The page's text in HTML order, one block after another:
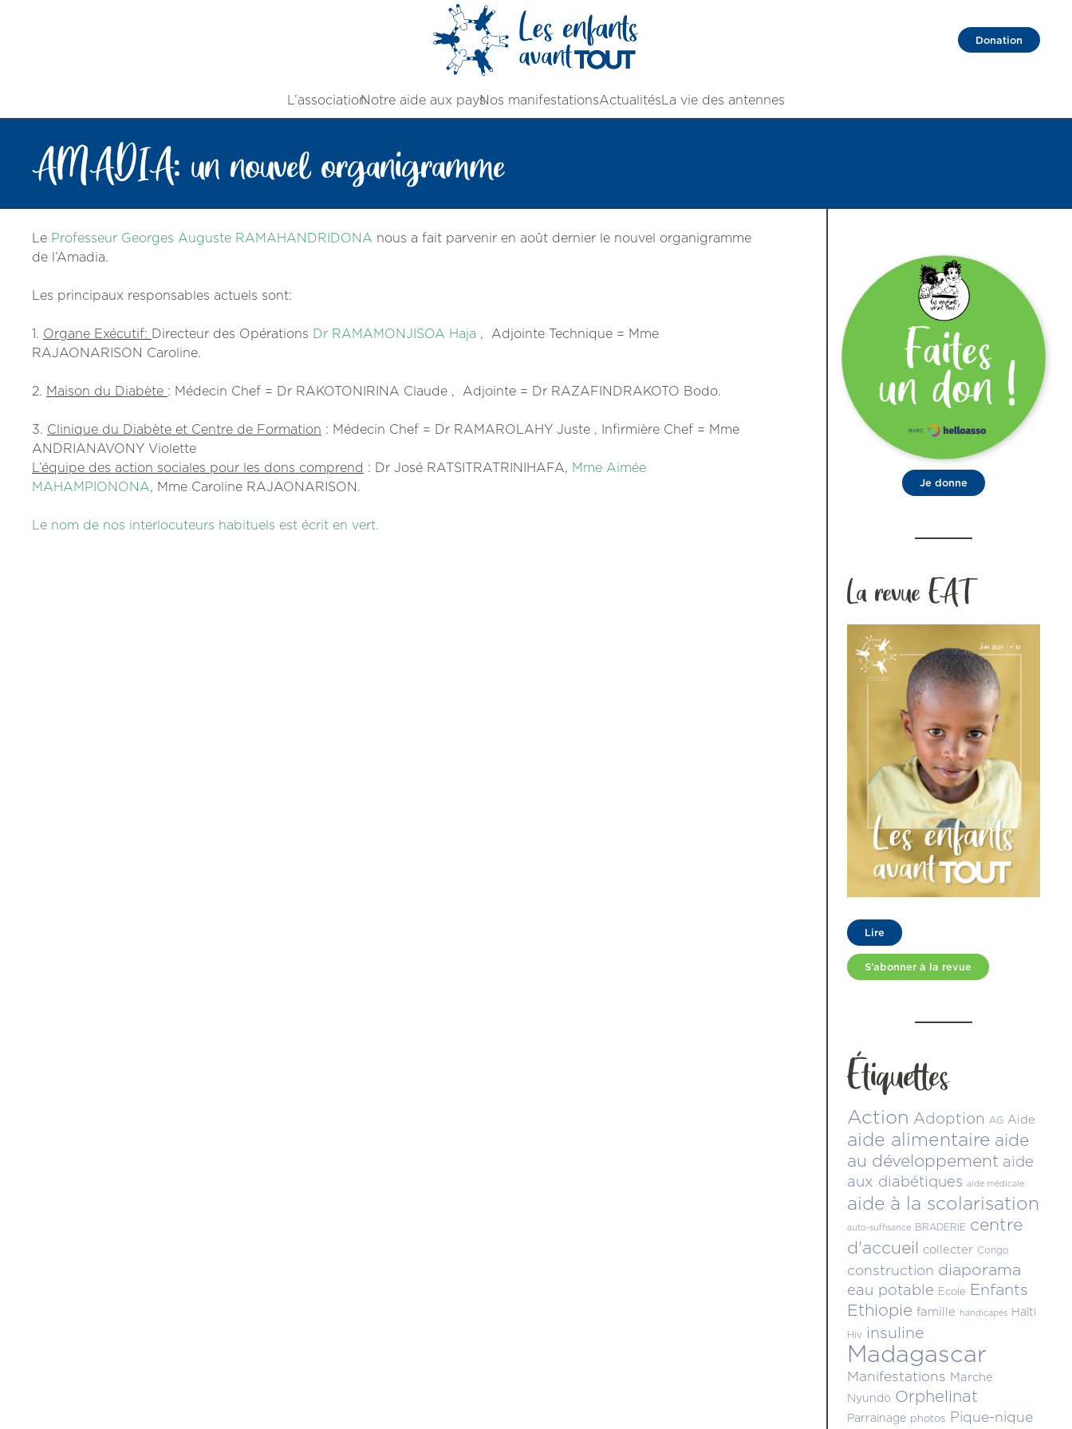
Donation
L’associationNotre aide aux paysNos manifestationsActualitésLa vie des antennes
AMADIA: un nouvel organigramme
Le Professeur Georges Auguste RAMAHANDRIDONA nous a fait parvenir en août dernier le nouvel organigramme
de l’Amadia.
Les principaux responsables actuels sont:
1. Organe Exécutif: Directeur des Opérations Dr RAMAMONJISOA Haja , Adjointe Technique = Mme
RAJAONARISON Caroline.
2. Maison du Diabète : Médecin Chef = Dr RAKOTONIRINA Claude , Adjointe = Dr RAZAFINDRAKOTO Bodo.
3. Clinique du Diabète et Centre de Formation : Médecin Chef = Dr RAMAROLAHY Juste , Infirmière Chef = Mme
ANDRIANAVONY Violette
L’équipe des action sociales pour les dons comprend : Dr José RATSITRATRINIHAFA, Mme Aimée
MAHAMPIONONA, Mme Caroline RAJAONARISON.
Le nom de nos interlocuteurs habituels est écrit en vert.
Je donne
La revue EAT
Lire
S’abonner à la revue
Étiquettes
Action Adoption AG Aide
aide alimentaire aide
au développement aide
aux diabétiques aide médicale
aide à la scolarisation
auto-suffisance BRADERIE centre
d'accueil collecter Congo
construction diaporama
eau potable Ecole Enfants
Ethiopie famille handicapés Haïti
Hiv insuline
Madagascar
Manifestations Marche
Nyundo Orphelinat
Parrainage photos Pique-nique